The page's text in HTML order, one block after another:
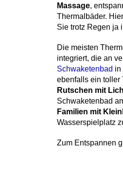
Massage,
Thermalbäder.
Sie trotz Regen ja
Die meisten
integriert, die an
Schwaketenbad in
ebenfalls ein toller
Rutschen mit
Schwaketenbad
Familien mit
Wasserspielplatz
Zum Entspannen